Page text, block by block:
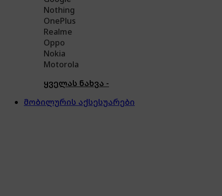
Nothing
OnePlus
Realme
Oppo
Nokia
Motorola
ყველას ნახვა -
მობილურის აქსესუარები